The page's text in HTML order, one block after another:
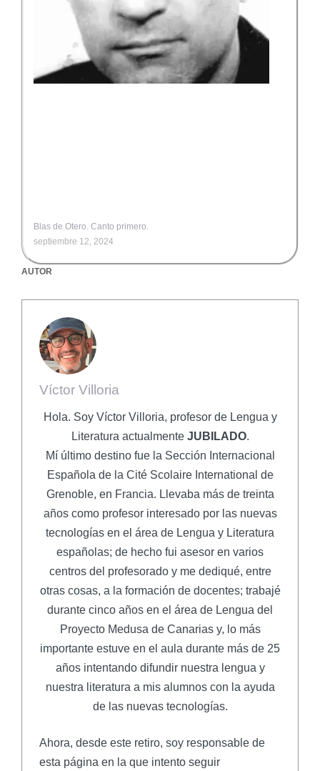
Blas de Otero. Canto primero.
septiembre 12, 2024
AUTOR
Víctor Villoria
Hola. Soy Víctor Villoria, profesor de Lengua y
Literatura actualmente JUBILADO.
Mí último destino fue la Sección Internacional
Española de la Cité Scolaire International de
Grenoble, en Francia. Llevaba más de treinta
años como profesor interesado por las nuevas
tecnologías en el área de Lengua y Literatura
españolas; de hecho fui asesor en varios
centros del profesorado y me dediqué, entre
otras cosas, a la formación de docentes; trabajé
durante cinco años en el área de Lengua del
Proyecto Medusa de Canarias y, lo más
importante estuve en el aula durante más de 25
años intentando difundir nuestra lengua y
nuestra literatura a mis alumnos con la ayuda
de las nuevas tecnologías.
Ahora, desde este retiro, soy responsable de
esta página en la que intento seguir